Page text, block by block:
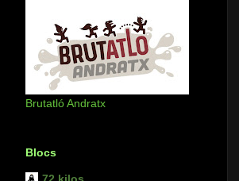
Brutatló Andratx
Blocs
72 kilos